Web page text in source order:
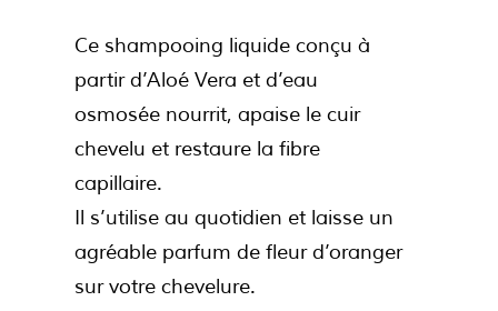
Ce shampooing liquide conçu à
partir d’Aloé Vera et d’eau
osmosée nourrit, apaise le cuir
chevelu et restaure la fibre
capillaire.
Il s’utilise au quotidien et laisse un
agréable parfum de fleur d’oranger
sur votre chevelure.